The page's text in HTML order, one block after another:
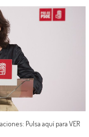
Pulsa aquí para VER